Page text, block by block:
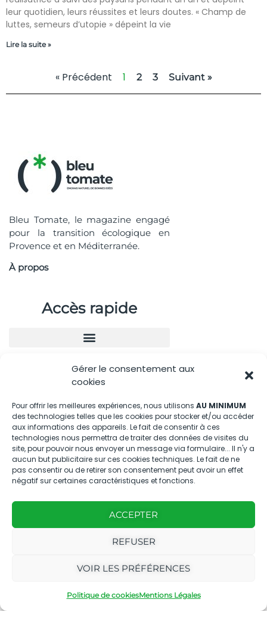
Gérer le consentement aux
cookies
Pour offrir les meilleures expériences, nous utilisons AU MINIMUM
des technologies telles que les cookies pour stocker et/ou accéder
aux informations des appareils. Le fait de consentir à ces
technologies nous permettra de traiter des données de visites du
site, pour pouvoir nous envoyer un message via formulaire... Il n'y a
aucun but publicitaire sur ces cookies techniques. Le fait de ne
pas consentir ou de retirer son consentement peut avoir un effet
négatif sur certaines caractéristiques et fonctions.
ACCEPTER
REFUSER
VOIR LES PRÉFÉRENCES
Politique de cookiesMentions Légales
leur quotidien, leurs réussites et leurs doutes. « Champ de
luttes, semeurs d’utopie » dépeint la vie
Lire la suite »
« Précédent 1 2 3 Suivant »
Bleu Tomate, le magazine engagé
pour la transition écologique en
Provence et en Méditerranée.
À propos
Accès rapide
Nous contacter
04.88.08.75.28
contactBT@bleu-tomate.fr
Kit média
Kit média Bleu Tomate
Nous suivre